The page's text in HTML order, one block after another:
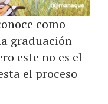
como
graduación
este no es el
el proceso